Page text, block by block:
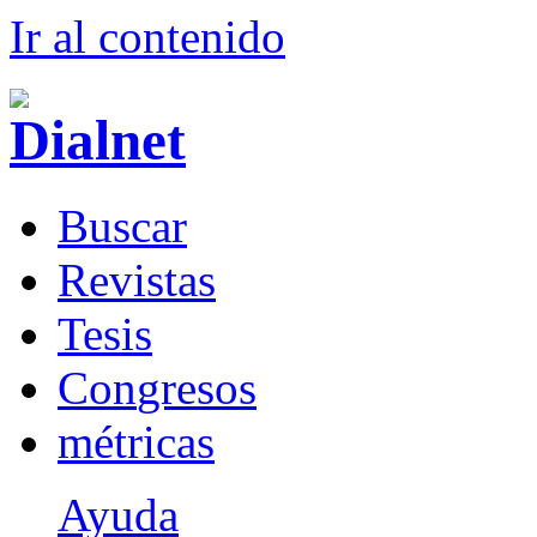
Ir al contenido
Buscar
Revistas
Tesis
Congresos
métricas
Ayuda